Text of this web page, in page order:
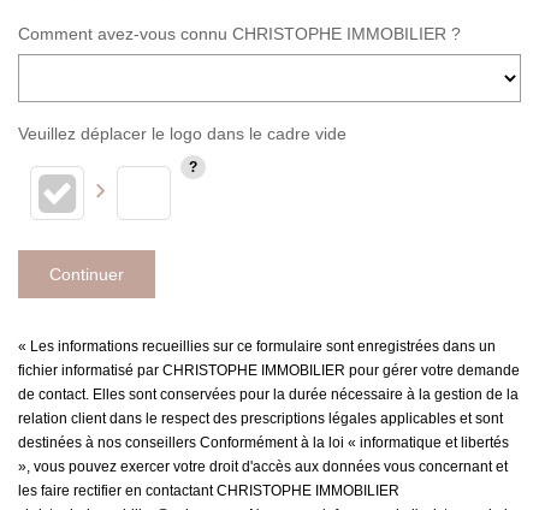
Comment avez-vous connu CHRISTOPHE IMMOBILIER ?
Veuillez déplacer le logo dans le cadre vide
Continuer
« Les informations recueillies sur ce formulaire sont enregistrées dans un
fichier informatisé par CHRISTOPHE IMMOBILIER pour gérer votre demande
de contact. Elles sont conservées pour la durée nécessaire à la gestion de la
relation client dans le respect des prescriptions légales applicables et sont
destinées à nos conseillers Conformément à la loi « informatique et libertés
», vous pouvez exercer votre droit d'accès aux données vous concernant et
les faire rectifier en contactant CHRISTOPHE IMMOBILIER